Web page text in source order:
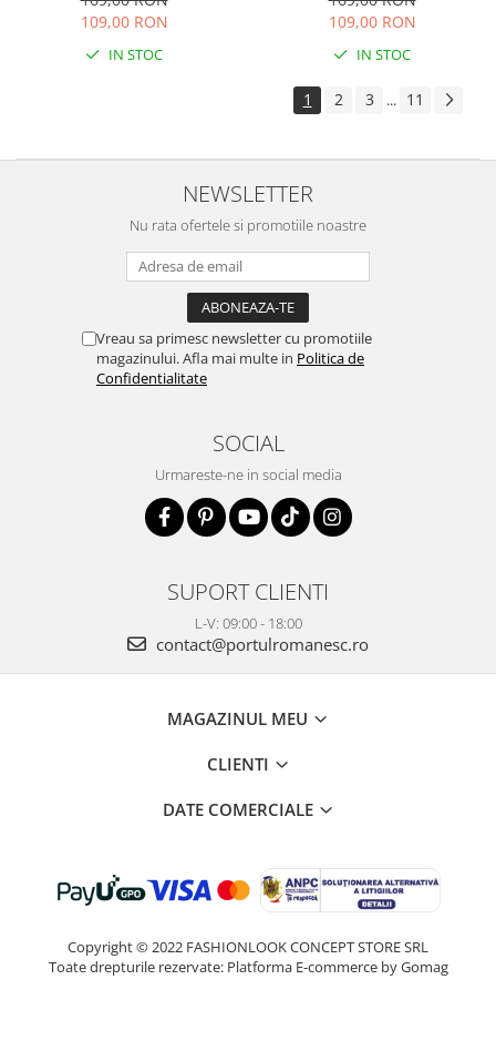
109,00 RON
IN STOC
109,00 RON
IN STOC
1 2 3 ... 11
NEWSLETTER
Nu rata ofertele si promotiile noastre
Vreau sa primesc newsletter cu promotiile
magazinului. Afla mai multe in Politica de
Confidentialitate
SOCIAL
Urmareste-ne in social media
SUPORT CLIENTI
L-V: 09:00 - 18:00
contact@portulromanesc.ro
MAGAZINUL MEU
CLIENTI
DATE COMERCIALE
Copyright © 2022 FASHIONLOOK CONCEPT STORE SRL
Toate drepturile rezervate: Platforma E-commerce by Gomag